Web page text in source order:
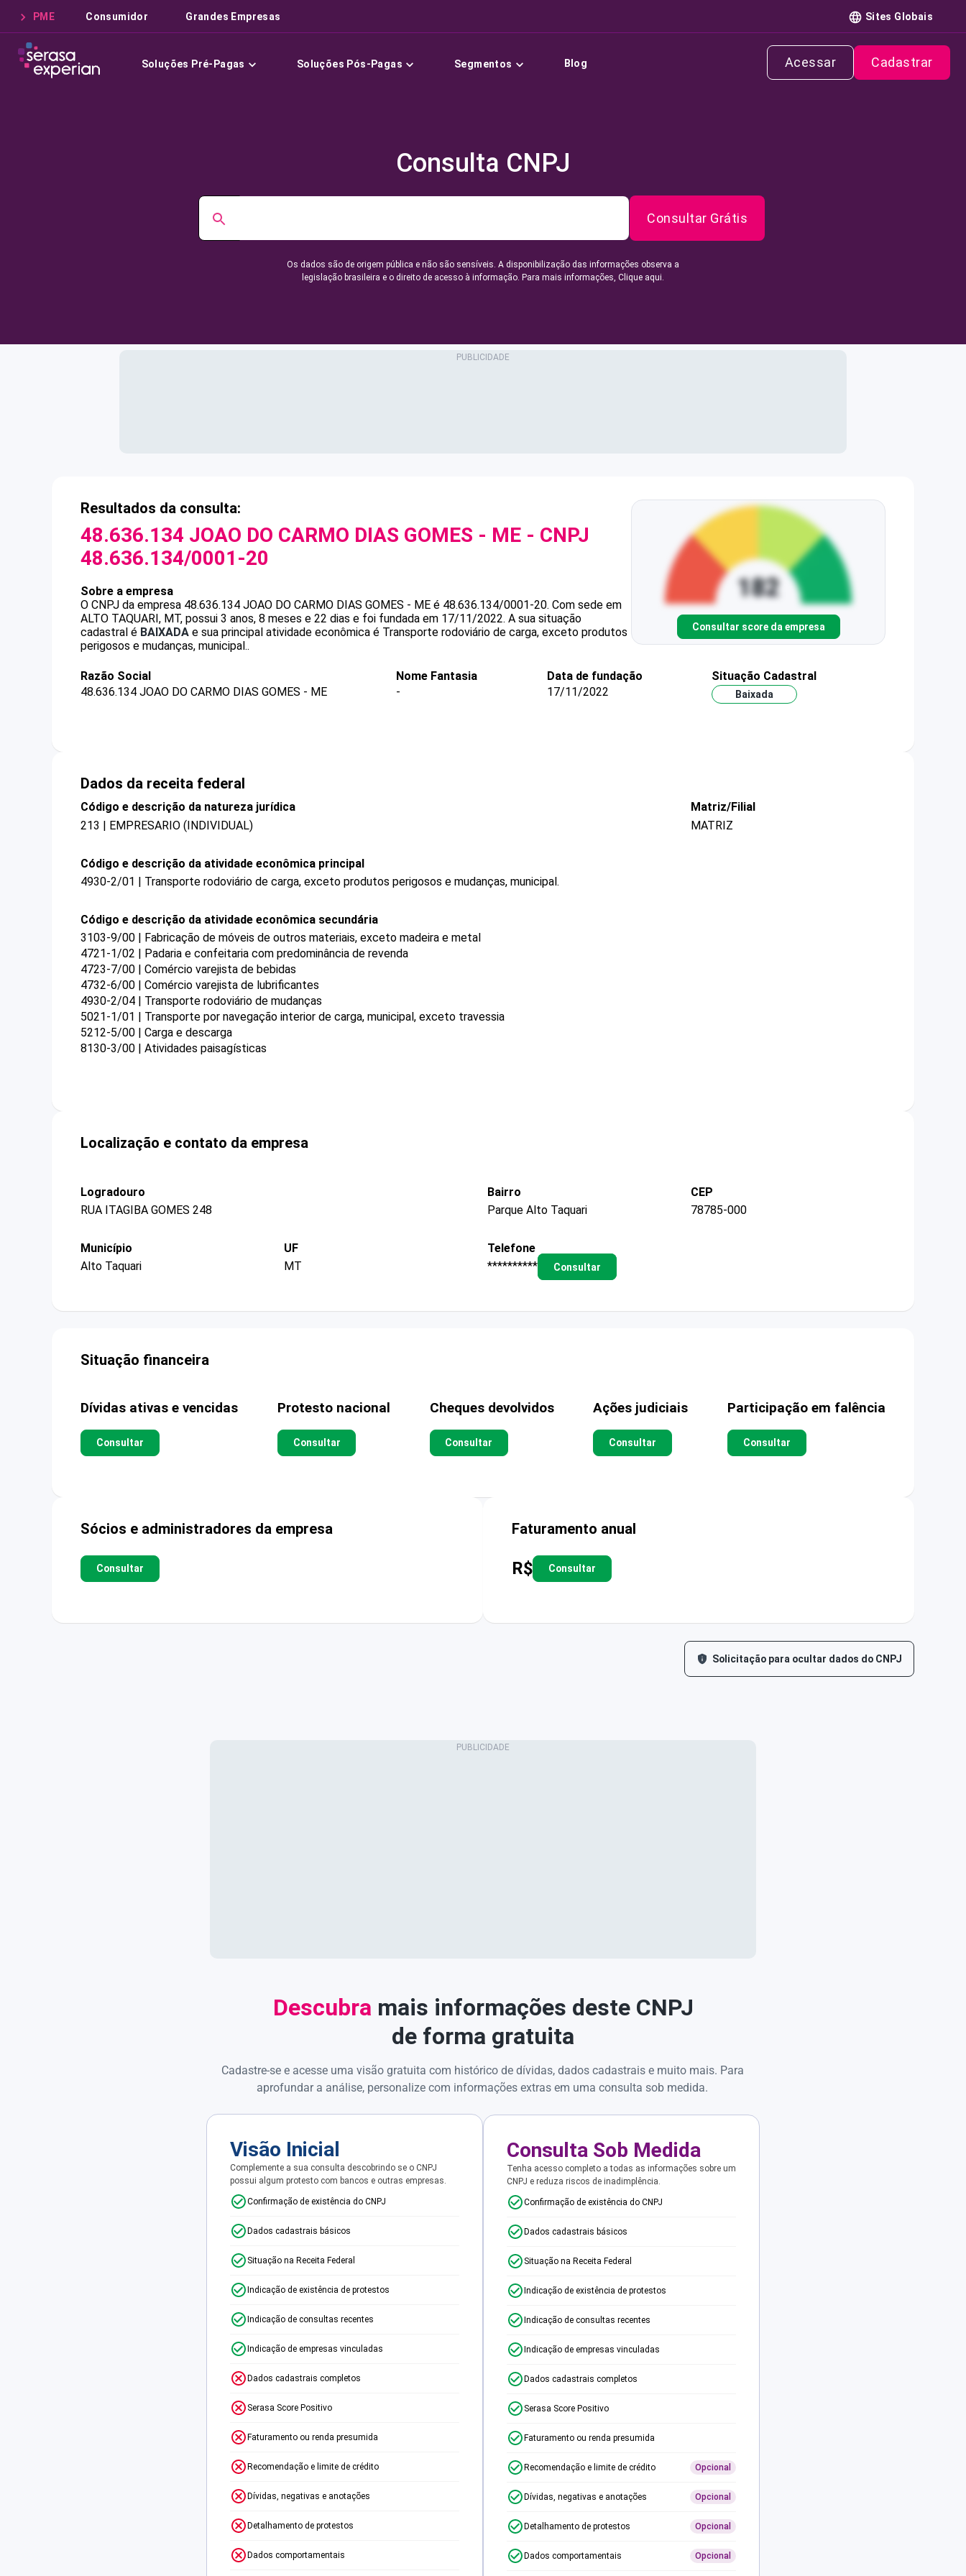
PME Consumidor Grandes Empresas Sites Globais
Soluções Pré-Pagas Soluções Pós-Pagas Segmentos Blog Acessar Cadastrar
Consulta CNPJ
Consultar Grátis
Os dados são de origem pública e não são sensíveis. A disponibilização das informações observa a
legislação brasileira e o direito de acesso à informação. Para mais informações, Clique aqui.
Resultados da consulta:
48.636.134 JOAO DO CARMO DIAS GOMES - ME - CNPJ
48.636.134/0001-20
Sobre a empresa
O CNPJ da empresa 48.636.134 JOAO DO CARMO DIAS GOMES - ME é 48.636.134/0001-20. Com sede em
ALTO TAQUARI, MT, possui 3 anos, 8 meses e 22 dias e foi fundada em 17/11/2022. A sua situação
cadastral é BAIXADA e sua principal atividade econômica é Transporte rodoviário de carga, exceto produtos
perigosos e mudanças, municipal..
Consultar score da empresa
Razão Social
48.636.134 JOAO DO CARMO DIAS GOMES - ME
Nome Fantasia
-
Data de fundação
17/11/2022
Situação Cadastral
Baixada
Dados da receita federal
Código e descrição da natureza jurídica
213 | EMPRESARIO (INDIVIDUAL)
Matriz/Filial
MATRIZ
Código e descrição da atividade econômica principal
4930-2/01 | Transporte rodoviário de carga, exceto produtos perigosos e mudanças, municipal.
Código e descrição da atividade econômica secundária
3103-9/00 | Fabricação de móveis de outros materiais, exceto madeira e metal
4721-1/02 | Padaria e confeitaria com predominância de revenda
4723-7/00 | Comércio varejista de bebidas
4732-6/00 | Comércio varejista de lubrificantes
4930-2/04 | Transporte rodoviário de mudanças
5021-1/01 | Transporte por navegação interior de carga, municipal, exceto travessia
5212-5/00 | Carga e descarga
8130-3/00 | Atividades paisagísticas
Localização e contato da empresa
Logradouro
RUA ITAGIBA GOMES 248
Bairro
Parque Alto Taquari
CEP
78785-000
Município
Alto Taquari
UF
MT
Telefone
**********
Consultar
Situação financeira
Dívidas ativas e vencidas
Consultar
Protesto nacional
Consultar
Cheques devolvidos
Consultar
Ações judiciais
Consultar
Participação em falência
Consultar
Sócios e administradores da empresa
Consultar
Faturamento anual
R$ Consultar
Solicitação para ocultar dados do CNPJ
Descubra mais informações deste CNPJ
de forma gratuita
Cadastre-se e acesse uma visão gratuita com histórico de dívidas, dados cadastrais e muito mais. Para
aprofundar a análise, personalize com informações extras em uma consulta sob medida.
Visão Inicial
Complemente a sua consulta descobrindo se o CNPJ
possui algum protesto com bancos e outras empresas.
Confirmação de existência do CNPJ
Dados cadastrais básicos
Situação na Receita Federal
Indicação de existência de protestos
Indicação de consultas recentes
Indicação de empresas vinculadas
Dados cadastrais completos
Serasa Score Positivo
Faturamento ou renda presumida
Recomendação e limite de crédito
Dívidas, negativas e anotações
Detalhamento de protestos
Dados comportamentais
Consulta Sob Medida
Tenha acesso completo a todas as informações sobre um
CNPJ e reduza riscos de inadimplência.
Confirmação de existência do CNPJ
Dados cadastrais básicos
Situação na Receita Federal
Indicação de existência de protestos
Indicação de consultas recentes
Indicação de empresas vinculadas
Dados cadastrais completos
Serasa Score Positivo
Faturamento ou renda presumida
Recomendação e limite de crédito Opcional
Dívidas, negativas e anotações Opcional
Detalhamento de protestos Opcional
Dados comportamentais Opcional